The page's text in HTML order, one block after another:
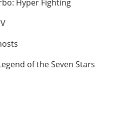
Hyper Fighting
of the Seven Stars